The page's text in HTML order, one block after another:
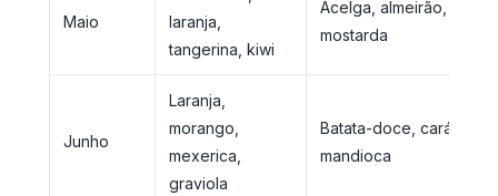
Maio
laranja,
tangerina, kiwi
Acelga, almeirão,
mostarda
Junho
Laranja,
morango,
mexerica,
graviola
Batata-doce, cará,
mandioca